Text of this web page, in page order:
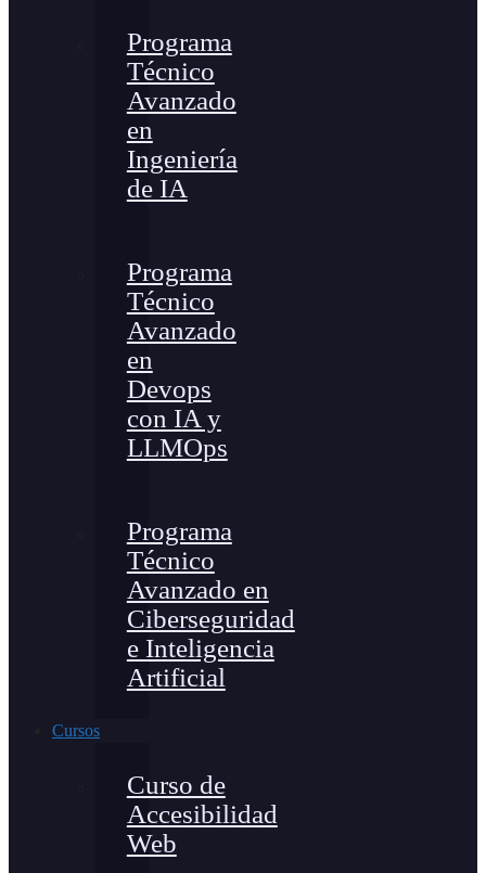
Programa
Técnico
Avanzado
en
Ingeniería
de IA
Programa
Técnico
Avanzado
en
Devops
con IA y
LLMOps
Programa
Técnico
Avanzado en
Ciberseguridad
e Inteligencia
Artificial
Cursos
Curso de
Accesibilidad
Web